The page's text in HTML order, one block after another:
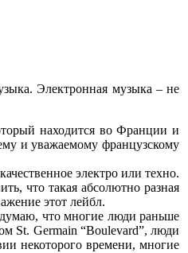
Электронная музыка – не
находится во Франции и
и уважаемому французскому
электро или техно.
что такая абсолютно разная
этот лейбл.
что многие люди раньше
St. Germain “Boulevard”, люди
некоторого времени, многие